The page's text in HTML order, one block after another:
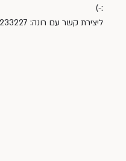
:-)
ליצירת קשר עם רונה: 050-7233227